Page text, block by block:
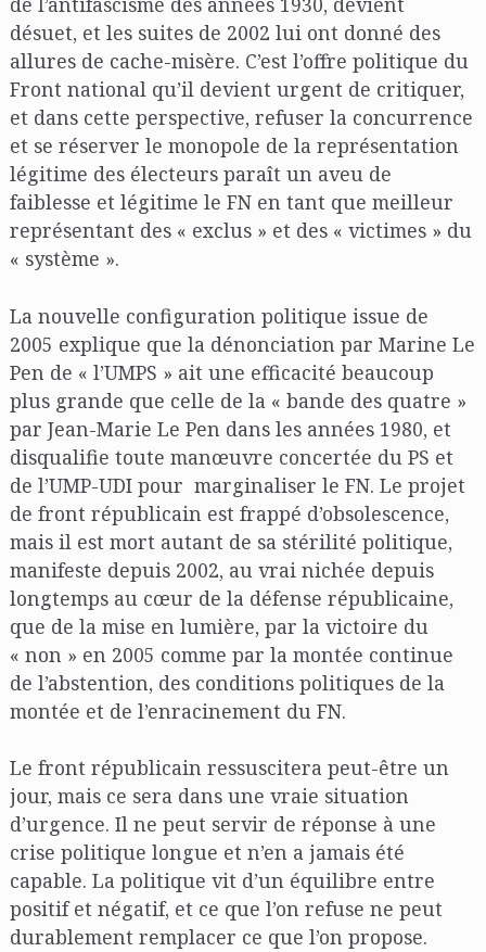
désuet, et les suites de 2002 lui ont donné des
allures de cache-misère. C’est l’offre politique du
Front national qu’il devient urgent de critiquer,
et dans cette perspective, refuser la concurrence
et se réserver le monopole de la représentation
légitime des électeurs paraît un aveu de
faiblesse et légitime le FN en tant que meilleur
représentant des « exclus » et des « victimes » du
« système ».
La nouvelle configuration politique issue de
2005 explique que la dénonciation par Marine Le
Pen de « l’UMPS » ait une efficacité beaucoup
plus grande que celle de la « bande des quatre »
par Jean-Marie Le Pen dans les années 1980, et
disqualifie toute manœuvre concertée du PS et
de l’UMP-UDI pour marginaliser le FN. Le projet
de front républicain est frappé d’obsolescence,
mais il est mort autant de sa stérilité politique,
manifeste depuis 2002, au vrai nichée depuis
longtemps au cœur de la défense républicaine,
que de la mise en lumière, par la victoire du
« non » en 2005 comme par la montée continue
de l’abstention, des conditions politiques de la
montée et de l’enracinement du FN.
Le front républicain ressuscitera peut-être un
jour, mais ce sera dans une vraie situation
d’urgence. Il ne peut servir de réponse à une
crise politique longue et n’en a jamais été
capable. La politique vit d’un équilibre entre
positif et négatif, et ce que l’on refuse ne peut
durablement remplacer ce que l’on propose.